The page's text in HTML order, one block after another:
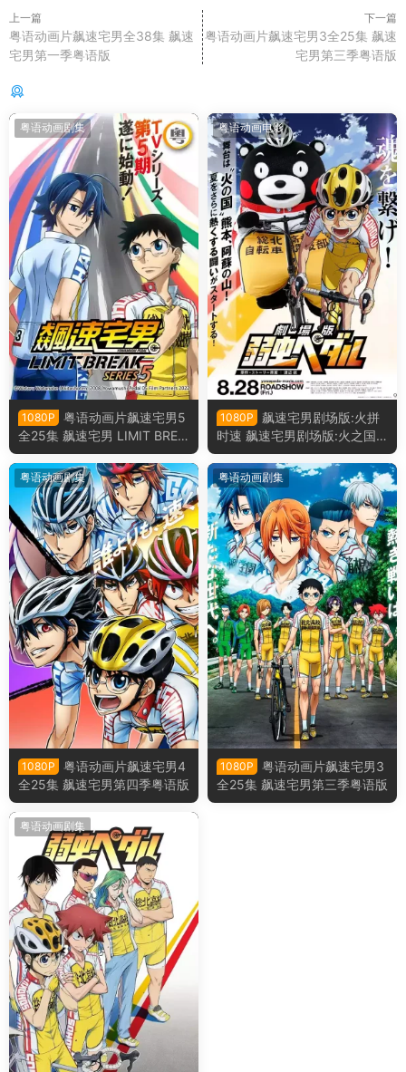
上一篇
粤语动画片飙速宅男全38集 飙速
宅男第一季粤语版
下一篇
粤语动画片飙速宅男3全25集 飙速
宅男第三季粤语版
粤语动画剧集
1080P
粤语动画片飙速宅男5
全25集 飙速宅男 LIMIT BREA
K 飙速宅男第五季粤语版
粤语动画电影
1080P
飙速宅男剧场版:火拼
时速 飙速宅男剧场版:火之国
熊本大赛粤语版
粤语动画剧集
1080P
粤语动画片飙速宅男4
全25集 飙速宅男第四季粤语版
粤语动画剧集
1080P
粤语动画片飙速宅男3
全25集 飙速宅男第三季粤语版
粤语动画剧集